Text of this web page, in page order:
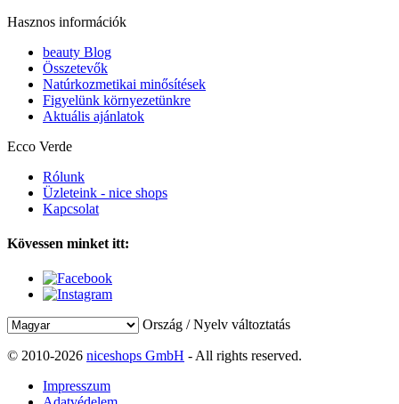
Hasznos információk
beauty Blog
Összetevők
Natúrkozmetikai minősítések
Figyelünk környezetünkre
Aktuális ajánlatok
Ecco Verde
Rólunk
Üzleteink - nice shops
Kapcsolat
Kövessen minket itt:
Ország / Nyelv változtatás
© 2010-2026 niceshops GmbH - All rights reserved.
Impresszum